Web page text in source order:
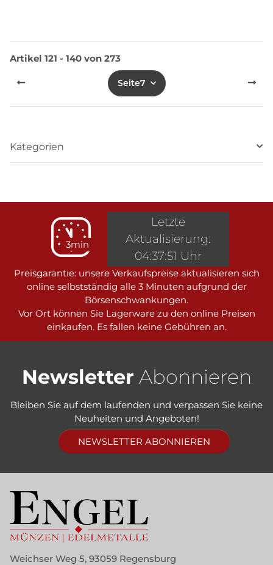
Artikel 121 - 140 von 273
Seite7
Kategorien
3min
Preisgarantie: unsere Verkaufspreise aktualisieren sich
online selbstständig alle 3 Minuten aufgrund der
Börsenschwankungen.
Vor Ort können Sie Lagerware zu den online Preisen
einkaufen. Es fallen keine Gebühren an.
Letzte
Aktualisierung:
04:37:51 Uhr
Newsletter Abonnieren
Bleiben Sie auf dem laufenden und verpassen Sie keine
Neuheiten und Angeboten!
NEWSLETTER ABONNIEREN
Weichser Weg 5, 93059 Regensburg